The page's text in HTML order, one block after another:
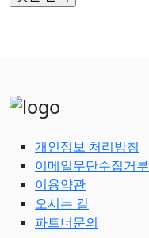
개인정보 처리방침
이메일무단수집거부
이용약관
오시는 길
파트너문의